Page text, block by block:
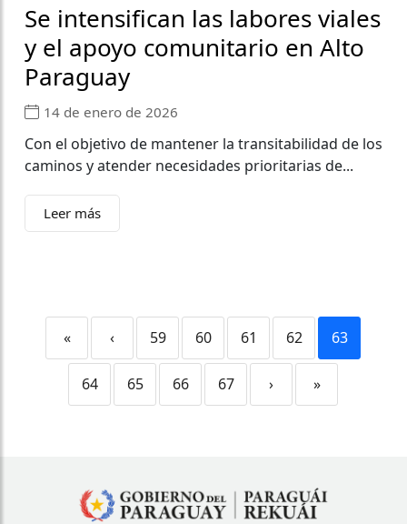
Se intensifican las labores viales
y el apoyo comunitario en Alto
Paraguay
14 de enero de 2026
Con el objetivo de mantener la transitabilidad de los
caminos y atender necesidades prioritarias de...
Leer más
« ‹ 59 60 61 62 63
64 65 66 67 › »